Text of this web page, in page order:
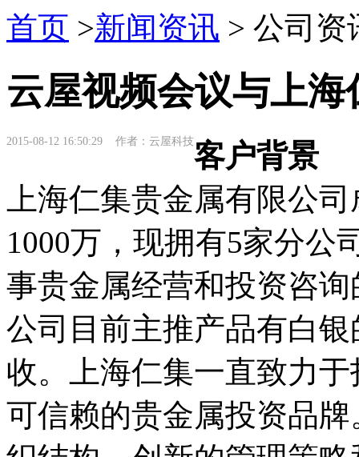
首页 >新闻资讯 > 公司资
云屋视频会议与上
2015-08-12 16:50:29 作者：云屋科技客户背景
上海仁集贵金属有限公
1000万，现拥有5家分公
事贵金属经营和投资咨
公司目前主推产品有白
收。上海仁集一直致力
可信赖的贵金属投资品